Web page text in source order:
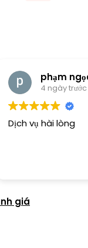
phạm
4 ngày trước
Dịch vụ hài lòng
giá